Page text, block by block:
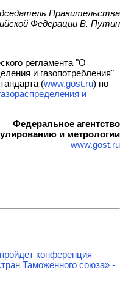
Правительства
Федерации В. Путин
регламента "О
и газопотребления"
(www.gost.ru) по
и
Федеральное агентство
и метрологии
www.gost.ru
конференция
Таможенного союза» -